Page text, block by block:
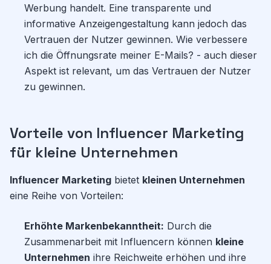
Werbung handelt. Eine transparente und
informative Anzeigengestaltung kann jedoch das
Vertrauen der Nutzer gewinnen. Wie verbessere
ich die Öffnungsrate meiner E-Mails? - auch dieser
Aspekt ist relevant, um das Vertrauen der Nutzer
zu gewinnen.
Vorteile von Influencer Marketing
für kleine Unternehmen
Influencer Marketing bietet kleinen Unternehmen
eine Reihe von Vorteilen:
Erhöhte Markenbekanntheit: Durch die
Zusammenarbeit mit Influencern können kleine
Unternehmen ihre Reichweite erhöhen und ihre